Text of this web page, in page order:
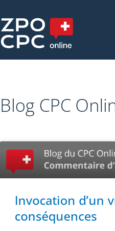
Blog CPC
Invocation d’un
conséquences